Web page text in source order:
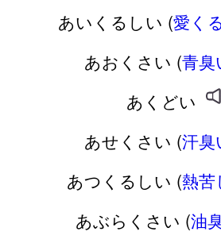
あいくるしい (愛く
あおくさい (青臭
あくどい
あせくさい (汗臭
あつくるしい (熱苦
あぶらくさい (油